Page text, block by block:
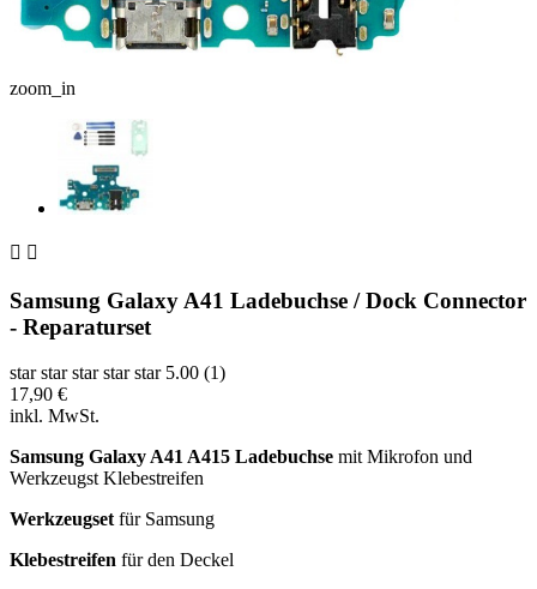
zoom_in
 
Samsung Galaxy A41 Ladebuchse / Dock Connector
- Reparaturset
star star star star star 5.00 (1)
17,90 €
inkl. MwSt.
Samsung Galaxy A41 A415 Ladebuchse mit Mikrofon und
Werkzeugst Klebestreifen
Werkzeugsetfür Samsung
Klebestreifen für den Deckel